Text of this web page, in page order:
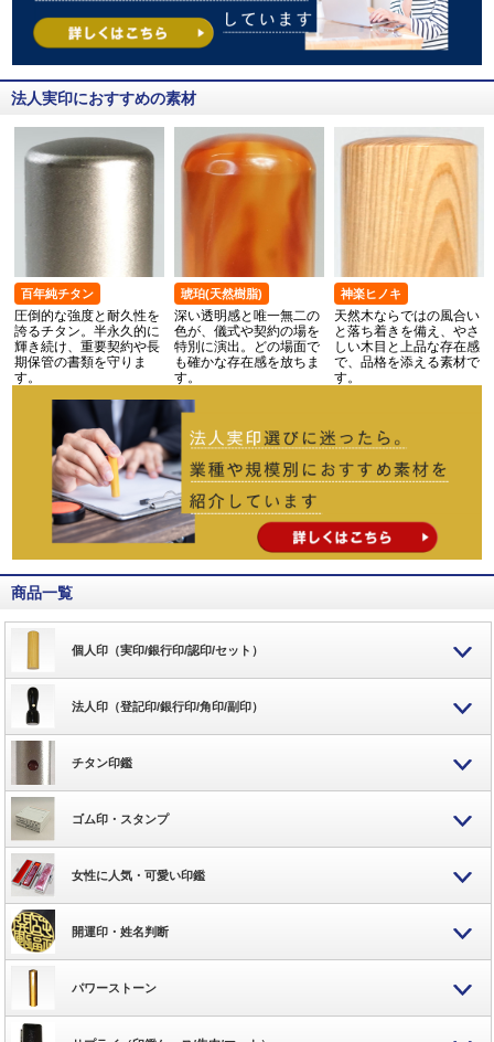
法人実印におすすめの素材
百年純チタン
圧倒的な強度と耐久性を
誇るチタン。半永久的に
輝き続け、重要契約や長
期保管の書類を守りま
す。
琥珀(天然樹脂)
深い透明感と唯一無二の
色が、儀式や契約の場を
特別に演出。どの場面で
も確かな存在感を放ちま
す。
神楽ヒノキ
天然木ならではの風合い
と落ち着きを備え、やさ
しい木目と上品な存在感
で、品格を添える素材で
す。
商品一覧
個人印（実印/銀行印/認印/セット）
法人印（登記印/銀行印/角印/副印）
チタン印鑑
ゴム印・スタンプ
女性に人気・可愛い印鑑
開運印・姓名判断
パワーストーン